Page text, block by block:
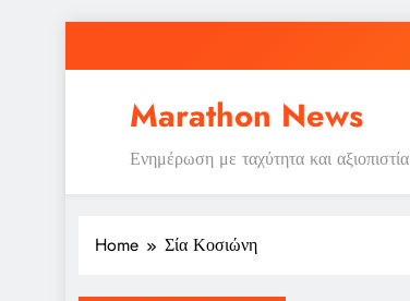
Marathon News
Ενημέρωση με ταχύτητα και αξιοπιστία
Home Σία Κοσιώνη